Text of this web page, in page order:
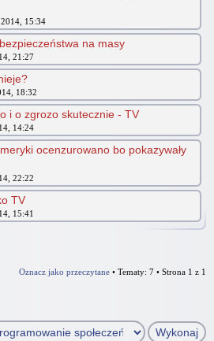
15:34
na masy
21:27
18:32
i o zgrozo skutecznie - TV
14:24
ocenzurowano bo pokazywały
22:22
TV
15:41
Oznacz jako przeczytane • Tematy: 7 • Strona 1 z 1